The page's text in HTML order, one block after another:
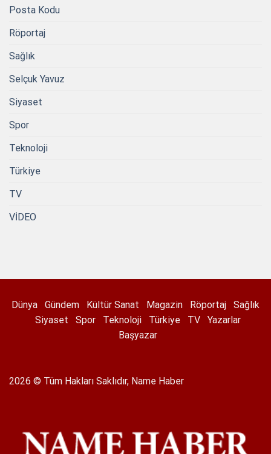
Posta Kodu
Röportaj
Sağlık
Selçuk Yavuz
Siyaset
Spor
Teknoloji
Türkiye
TV
VİDEO
Dünya Gündem Kültür Sanat Magazin Röportaj
Sağlık
Siyaset
Spor Teknoloji Türkiye TV
Yazarlar
Başyazar
2026 © Tüm Hakları Saklıdır, Name Haber